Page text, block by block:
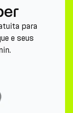
para
e seus